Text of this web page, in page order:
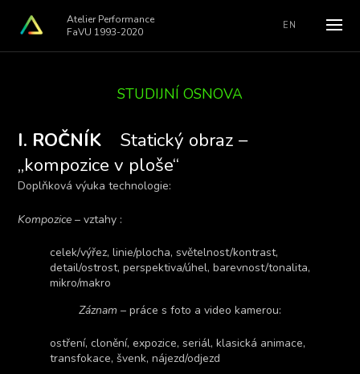
Atelier Performance
FaVU 1993-2020
EN
STUDIJNÍ OSNOVA
I. ROČNÍKStatický obraz –
„kompozice v ploše“
Doplňková výuka technologie:
Kompozice – vztahy :
celek/výřez, linie/plocha, světelnost/kontrast,
detail/ostrost, perspektiva/úhel, barevnost/tonalita,
mikro/makro
Záznam – práce s foto a video kamerou:
ostření, clonění, expozice, seriál, klasická animace,
transfokace, švenk, nájezd/odjezd